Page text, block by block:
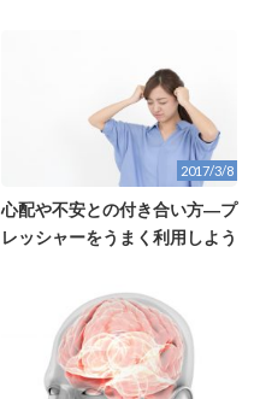
2017/3/8
心配や不安との付き合い方―プ
レッシャーをうまく利用しよう